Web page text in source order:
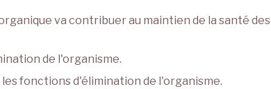
va contribuer au maintien de la santé des
de l'organisme.
fonctions d'élimination de l'organisme.